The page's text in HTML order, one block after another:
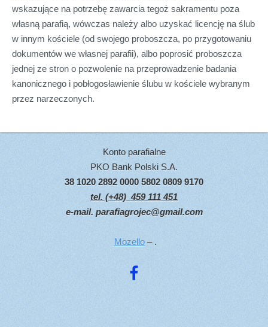
wskazujące na potrzebę zawarcia tegoż sakramentu poza
własną parafią, wówczas należy albo uzyskać licencję na ślub
w innym kościele (od swojego proboszcza, po przygotowaniu
dokumentów we własnej parafii), albo poprosić proboszcza
jednej ze stron o pozwolenie na przeprowadzenie badania
kanonicznego i pobłogosławienie ślubu w kościele wybranym
przez narzeczonych.
Konto parafialne
PKO Bank Polski S.A.
38 1020 2892 0000 5802 0809 9170
tel. (+48) 459 111 451
e-mail. parafiagrojec@gmail.com
Mozello– .